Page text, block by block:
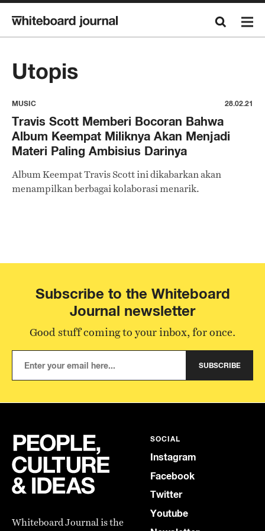
Utopis
MUSIC 28.02.21
Travis Scott Memberi Bocoran Bahwa
Album Keempat Miliknya Akan Menjadi
Materi Paling Ambisius Darinya
Album Keempat Travis Scott ini dikabarkan akan
menampilkan berbagai kolaborasi menarik.
Subscribe to the Whiteboard
Journal newsletter
Good stuff coming to your inbox, for once.
SUBSCRIBE
Whiteboard Journal is the
SOCIAL
Instagram
Facebook
Twitter
Youtube